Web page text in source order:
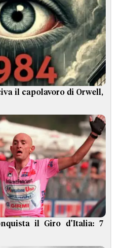
il capolavoro di Orwell,
il Giro d'Italia: 7